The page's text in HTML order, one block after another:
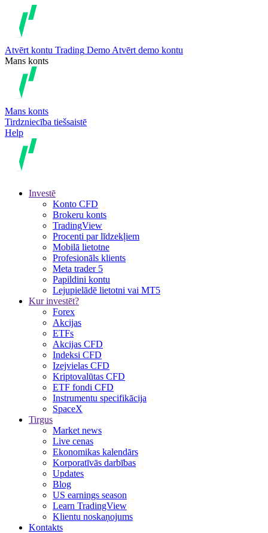
Atvērt kontu Trading Demo Atvērt demo kontu
Mans konts
Mans konts
Tirdzniecība tiešsaistē
Help
Investē
Konto CFD
Brokeru konts
TradingView
Procenti par līdzekļiem
Mobilā lietotne
Profesionāls klients
Meta trader 5
Papildini kontu
Lejupielādē lietotni vai MT5
Kur investēt?
Forex
Akcijas
ETFs
Akcijas CFD
Indeksi CFD
Izejvielas CFD
Kriptovalūtas CFD
ETF fondi CFD
Instrumentu specifikācija
SpaceX
Tirgus
Market news
Live cenas
Ekonomikas kalendārs
Korporatīvās darbības
Updates
Blog
US earnings season
Learn TradingView
Klientu noskaņojums
Kontakts